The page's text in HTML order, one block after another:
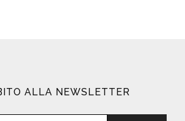
ALLA NEWSLETTER